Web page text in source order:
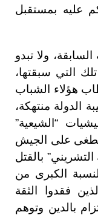
عليه بمستقبل
ولا تبدو
التي سبقتها،
هؤلاء الشباب
الدولة منتهكة،
“الشيعية”
على الجيش
بالقتل
الكبرى من
فقدوا الثقة
بالدين وتوهم